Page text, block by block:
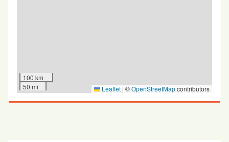
100 km
50 mi
Leaflet | ©OpenStreetMapcontributors